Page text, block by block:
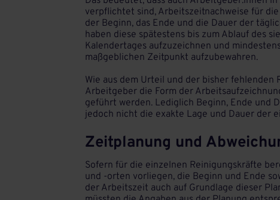
verpflichtet sind, Arbeitszeitnachweise für
der Beginn, das Ende und die Dauer der
haben diese spätestens bis zum Ablauf des
Kalendertages aufzuzeichnen und
maßgeblichen Zeitpunkt aufzubewahren.
Wie aus dem Urteil und der bisher fehlenden
Arbeitgeber die Form der
geführt werden. Lediglich Beginn, Ende und
jedoch nicht die exakte Lage und Dauer der
Zeitplanung und
Sofern für die einzelnen Reinigungskräfte
und -orten vorliegen, die Beginn und Ende
der Arbeitszeit auch auf Grundlage dieser